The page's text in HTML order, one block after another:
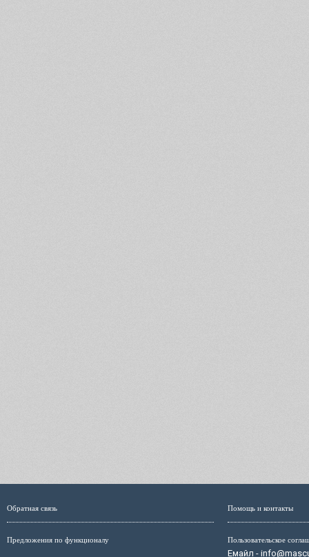
Обратная связь
Предложения по функционалу
Помощь и контакты
Пользовательское
Емайл -